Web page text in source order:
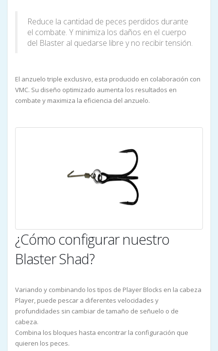
Reduce la cantidad de peces perdidos durante
el combate. Y minimiza los daños en el cuerpo
del Blaster al quedarse libre y no recibir tensión.
El anzuelo triple exclusivo, esta producido en colaboración con
VMC. Su diseño optimizado aumenta los resultados en
combate y maximiza la eficiencia del anzuelo.
¿Cómo configurar nuestro
Blaster Shad?
Variando y combinando los tipos de Player Blocks en la cabeza
Player, puede pescar a diferentes velocidades y
profundidades sin cambiar de tamaño de señuelo o de
cabeza.
Combina los bloques hasta encontrar la configuración que
quieren los peces.